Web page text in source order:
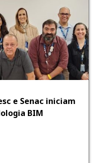
e Senac iniciam
BIM